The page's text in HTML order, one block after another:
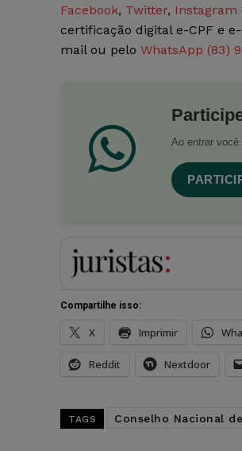
Facebook, Twitter, Instagram
certificação digital e-CPF e
mail ou pelo WhatsApp (83)
Ao entrar
Compartilhe isso:
X Imprimir
Reddit Nextdoor
TAGS Conselho Nacional